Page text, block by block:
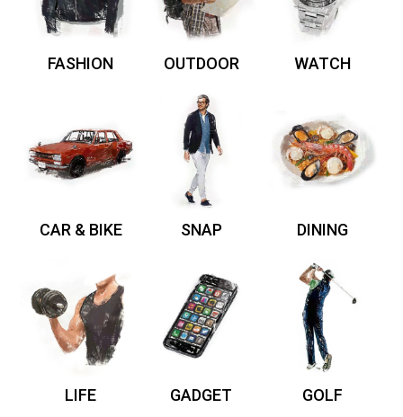
FASHION OUTDOOR WATCH
CAR & BIKE SNAP DINING
LIFE GADGET GOLF